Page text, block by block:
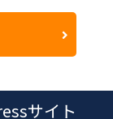
サイト